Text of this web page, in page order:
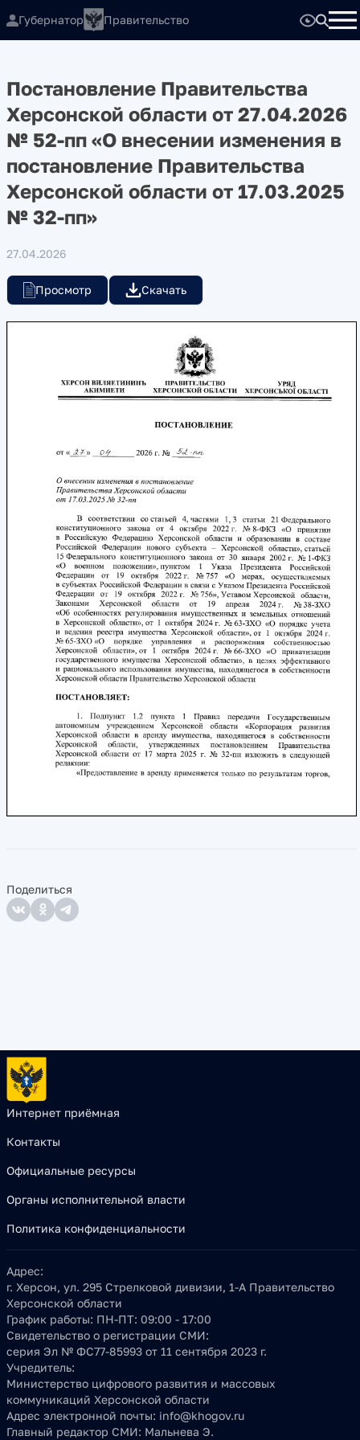
Губернатор Правительство
Постановление Правительства
Херсонской области от 27.04.2026
№ 52-пп «О внесении изменения в
постановление Правительства
Херсонской области от 17.03.2025
№ 32-пп»
27.04.2026
Просмотр Скачать
Поделиться
Интернет приёмная
Контакты
Официальные ресурсы
Органы исполнительной власти
Политика конфиденциальности
Адрес:
г. Херсон, ул. 295 Стрелковой дивизии, 1-А Правительство
Херсонской области
График работы: ПН-ПТ: 09:00 - 17:00
Свидетельство о регистрации СМИ:
серия Эл № ФС77-85993 от 11 сентября 2023 г.
Учредитель:
Министерство цифрового развития и массовых
коммуникаций Херсонской области
Адрес электронной почты: info@khogov.ru
Главный редактор СМИ: Мальнева Э.